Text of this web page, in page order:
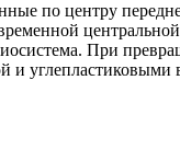
по центру
При
и углепластиковыми